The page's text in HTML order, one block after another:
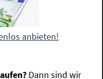
anbieten!
Dann sind wir